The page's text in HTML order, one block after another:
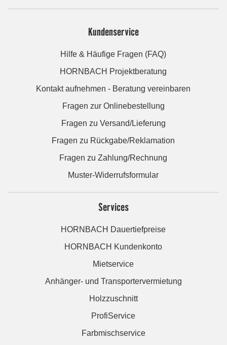
Kundenservice
Hilfe & Häufige Fragen (FAQ)
HORNBACH Projektberatung
Kontakt aufnehmen - Beratung vereinbaren
Fragen zur Onlinebestellung
Fragen zu Versand/Lieferung
Fragen zu Rückgabe/Reklamation
Fragen zu Zahlung/Rechnung
Muster-Widerrufsformular
Services
HORNBACH Dauertiefpreise
HORNBACH Kundenkonto
Mietservice
Anhänger- und Transportervermietung
Holzzuschnitt
ProfiService
Farbmischservice